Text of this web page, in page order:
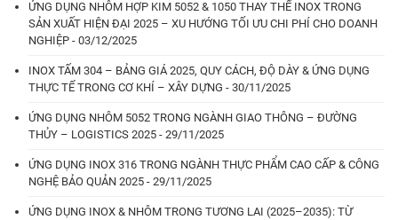
ỨNG DỤNG NHÔM HỢP KIM 5052 & 1050 THAY THẾ INOX TRONG
SẢN XUẤT HIỆN ĐẠI 2025 – XU HƯỚNG TỐI ƯU CHI PHÍ CHO DOANH
NGHIỆP - 03/12/2025
INOX TẤM 304 – BẢNG GIÁ 2025, QUY CÁCH, ĐỘ DÀY & ỨNG DỤNG
THỰC TẾ TRONG CƠ KHÍ – XÂY DỰNG - 30/11/2025
ỨNG DỤNG NHÔM 5052 TRONG NGÀNH GIAO THÔNG – ĐƯỜNG
THỦY – LOGISTICS 2025 - 29/11/2025
ỨNG DỤNG INOX 316 TRONG NGÀNH THỰC PHẨM CAO CẤP & CÔNG
NGHỆ BẢO QUẢN 2025 - 29/11/2025
ỨNG DỤNG INOX & NHÔM TRONG TƯƠNG LAI (2025–2035): TỪ